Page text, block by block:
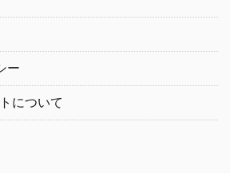
ー
について